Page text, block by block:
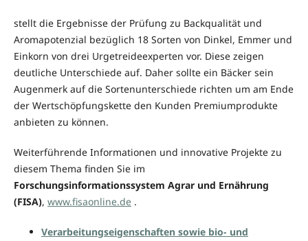
stellt die Ergebnisse der Prüfung zu Backqualität und
Aromapotenzial bezüglich 18 Sorten von Dinkel, Emmer und
Einkorn von drei Urgetreideexperten vor. Diese zeigen
deutliche Unterschiede auf. Daher sollte ein Bäcker sein
Augenmerk auf die Sortenunterschiede richten um am Ende
der Wertschöpfungskette den Kunden Premiumprodukte
anbieten zu können.
Weiterführende Informationen und innovative Projekte zu
diesem Thema finden Sie im
Forschungsinformationssystem Agrar und Ernährung
(FISA), www.fisaonline.de.
Verarbeitungseigenschaften sowie bio- und